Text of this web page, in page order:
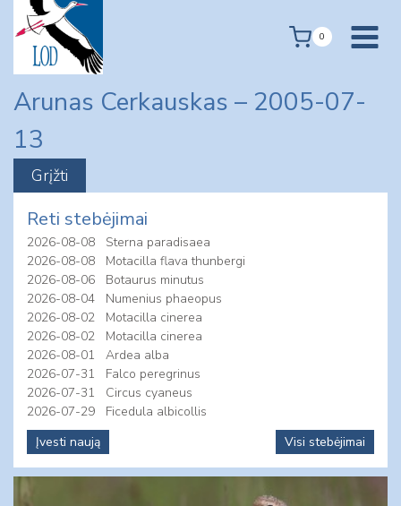
content
0
Arunas Cerkauskas – 2005-07-
13
Reti stebėjimai
2026-08-08
Sterna paradisaea
2026-08-08
Motacilla flava thunbergi
2026-08-06
Botaurus minutus
2026-08-04
Numenius phaeopus
2026-08-02
Motacilla cinerea
2026-08-02
Motacilla cinerea
2026-08-01
Ardea alba
2026-07-31
Falco peregrinus
2026-07-31
Circus cyaneus
2026-07-29
Ficedula albicollis
Įvesti naują
Visi stebėjimai